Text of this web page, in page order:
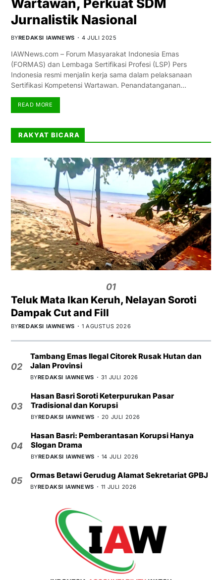
Wartawan, Perkuat SDM
Jurnalistik Nasional
BYREDAKSI IAWNEWS 4 JULI 2025
IAWNews.com – Forum Masyarakat Indonesia Emas
(FORMAS) dan Lembaga Sertifikasi Profesi (LSP) Pers
Indonesia resmi menjalin kerja sama dalam pelaksanaan
Sertifikasi Kompetensi Wartawan. Penandatanganan…
READ MORE
RAKYAT BICARA
01
Teluk Mata Ikan Keruh, Nelayan Soroti
Dampak Cut and Fill
BYREDAKSI IAWNEWS 1 AGUSTUS 2026
02
Tambang Emas Ilegal Citorek Rusak Hutan dan
Jalan Provinsi
BYREDAKSI IAWNEWS 31 JULI 2026
03
Hasan Basri Soroti Keterpurukan Pasar
Tradisional dan Korupsi
BYREDAKSI IAWNEWS 20 JULI 2026
04
Hasan Basri: Pemberantasan Korupsi Hanya
Slogan Drama
BYREDAKSI IAWNEWS 14 JULI 2026
05
Ormas Betawi Gerudug Alamat Sekretariat GPBJ
BYREDAKSI IAWNEWS 11 JULI 2026